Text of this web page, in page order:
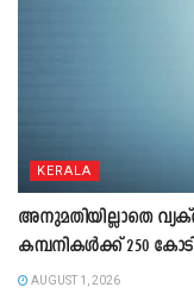
KERALA
അനുമതിയില്ലാതെ
കമ്പനികൾക്ക് 250
AUGUST 1, 2026